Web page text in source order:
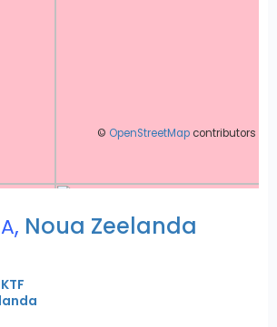
© OpenStreetMap contributors
, Noua Zeelanda